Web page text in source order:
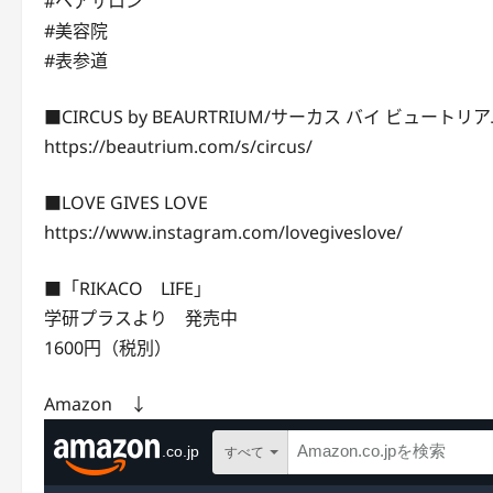
#美容院
#表参道
■CIRCUS by BEAURTRIUM/サーカス バイ ビュートリ
https://beautrium.com/s/circus/
■LOVE GIVES LOVE
https://www.instagram.com/lovegiveslove/
■「RIKACO LIFE」
学研プラスより 発売中
1600円（税別）
Amazon ↓